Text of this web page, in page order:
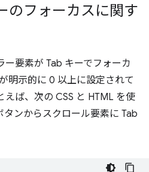
のフォーカスに関す
ー要素が Tab キーでフォーカ
明示的に 0 以上に設定されて
ば、次の CSS と HTML を使
ンからスクロール要素に Tab